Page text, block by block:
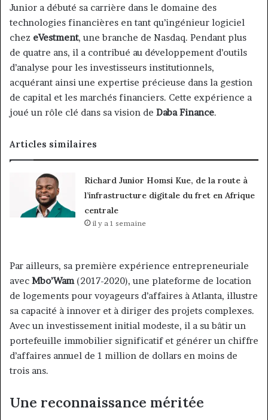
Junior a débuté sa carrière dans le domaine des
technologies financières en tant qu’ingénieur logiciel
chez eVestment, une branche de Nasdaq. Pendant plus
de quatre ans, il a contribué au développement d’outils
d’analyse pour les investisseurs institutionnels,
acquérant ainsi une expertise précieuse dans la gestion
de capital et les marchés financiers. Cette expérience a
joué un rôle clé dans sa vision de Daba Finance.
Articles similaires
Richard Junior Homsi Kue, de la route à
l’infrastructure digitale du fret en Afrique
centrale
il y a 1 semaine
Par ailleurs, sa première expérience entrepreneuriale
avec Mbo’Wam(2017-2020), une plateforme de location
de logements pour voyageurs d’affaires à Atlanta, illustre
sa capacité à innover et à diriger des projets complexes.
Avec un investissement initial modeste, il a su bâtir un
portefeuille immobilier significatif et générer un chiffre
d’affaires annuel de 1 million de dollars en moins de
trois ans.
Une reconnaissance méritée